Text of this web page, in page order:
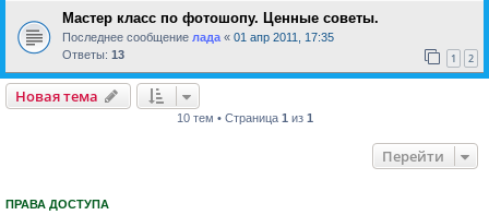
Мастер класс по фотошопу. Ценные советы.
Последнее сообщение лада « 01 апр 2011, 17:35
Ответы: 13 1 2
Новая тема
10 тем • Страница 1 из 1
Перейти
ПРАВА ДОСТУПА